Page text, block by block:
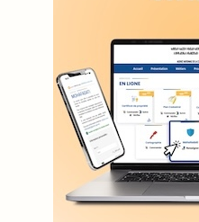
L'ODJ
WEB
Copyright © 2022
Ce site utilise Google Analytics.
autorisez à déposer un
Plan du site |